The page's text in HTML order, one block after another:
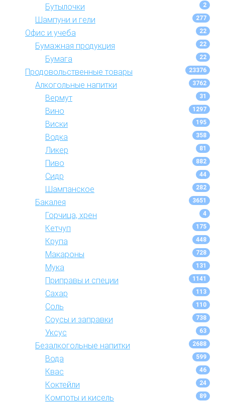
Бутылочки 2
Шампуни и гели 277
Офис и учеба 22
Бумажная продукция 22
Бумага 22
Продовольственные товары 23376
Алкогольные напитки 3762
Вермут 31
Вино 1297
Виски 195
Водка 358
Ликер 81
Пиво 882
Сидр 44
Шампанское 282
Бакалея 3651
Горчица, хрен 4
Кетчуп 175
Крупа 448
Макароны 728
Мука 131
Приправы и специи 1141
Сахар 113
Соль 110
Соусы и заправки 738
Уксус 63
Безалкогольные напитки 2688
Вода 599
Квас 46
Коктейли 24
Компоты и кисель 89